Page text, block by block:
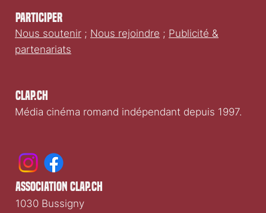
Clap.ch
Média cinéma romand indépendant depuis 1997.
Participer
Nous soutenir ; Nous rejoindre ; Publicité &
partenariats
association clap.ch
1030 Bussigny